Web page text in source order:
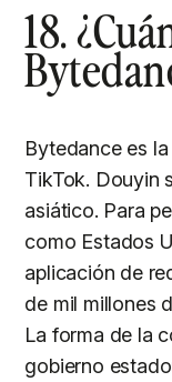
18.
Bytedance es
TikTok. Douyin
asiático. Para
como Estados
aplicación de
de mil millones
La forma de la
gobierno